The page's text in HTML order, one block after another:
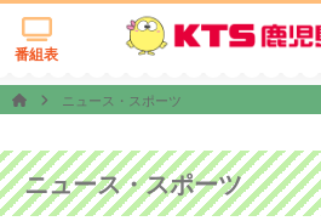
番組表
ニュース・スポーツ
ニュース・スポーツ